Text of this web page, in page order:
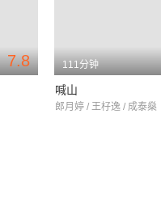
7.8 111分钟
喊山
郎月婷 / 王杍逸 / 成泰燊